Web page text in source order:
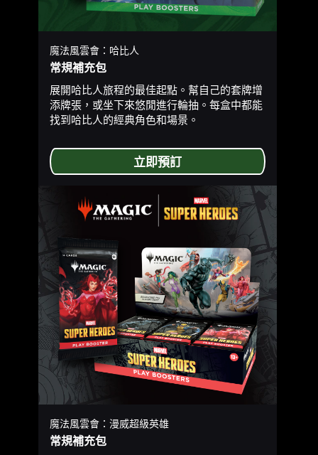
魔法風雲會：哈比人
常規補充包
展開哈比人旅程的最佳起點。幫自己的套牌增
添牌張，或坐下來悠閒進行輪抽。每盒中都能
找到哈比人的經典角色和場景。
立即預訂
魔法風雲會：漫威超級英雄
常規補充包